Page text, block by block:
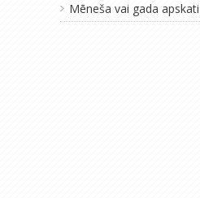
Mēneša vai gada apskati